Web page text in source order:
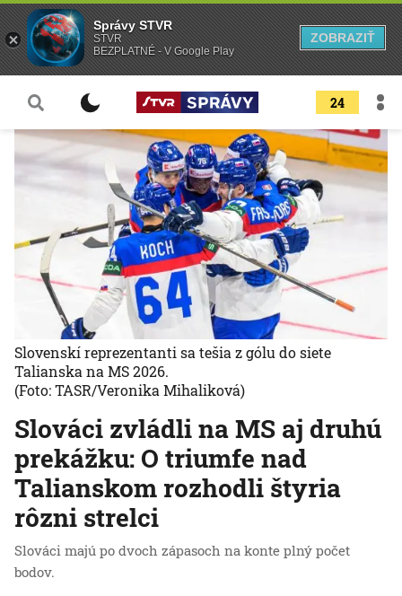
24
Slováci zvládli na MS aj druhú
prekážku: O triumfe nad
Talianskom rozhodli štyria
rôzni strelci
Slováci majú po dvoch zápasoch na konte plný počet
bodov.
Slovenskí reprezentanti sa tešia z gólu do siete
Talianska na MS 2026.
(Foto: TASR/Veronika Mihaliková)
Správy STVR
STVR
BEZPLATNÉ - V Google Play
ZOBRAZIŤ